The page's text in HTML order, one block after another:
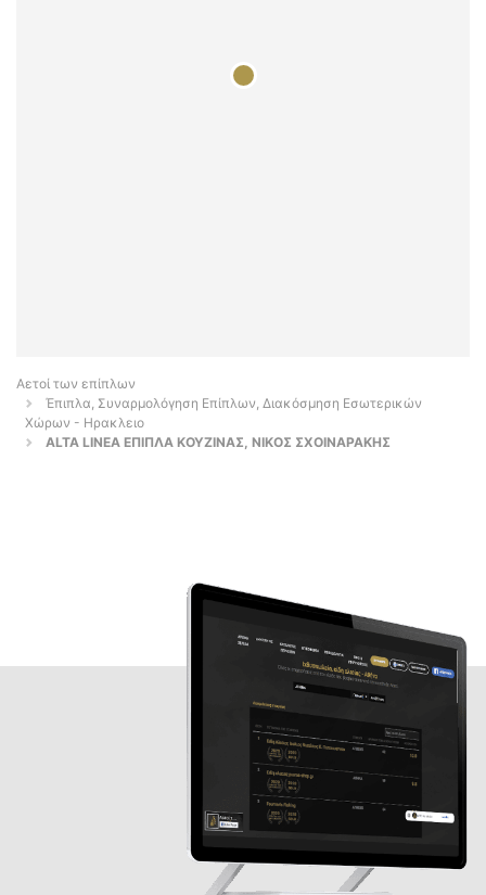
Αετοί των επίπλων
Έπιπλα, Συναρμολόγηση Επίπλων, Διακόσμηση Εσωτερικών
Χώρων - Ηρακλειο
ALTA LINEA ΕΠΙΠΛΑ ΚΟΥΖΙΝΑΣ, ΝΙΚΟΣ ΣΧΟΙΝΑΡΑΚΗΣ